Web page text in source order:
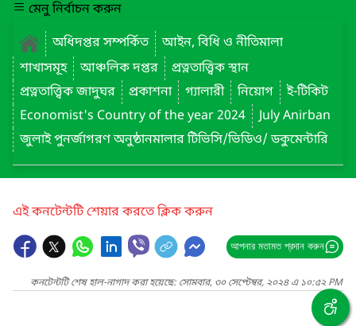
মেনু নির্বাচন করুন
অধিদপ্তর সম্পর্কিত
আইন, বিধি ও নীতিমালা
শাখাসমূহ
আঞ্চলিক দপ্তর
প্রত্নতাত্ত্বিক স্থান
প্রত্নতাত্ত্বিক জাদুঘর
প্রকাশনা গ্যালারী নিয়োগ
ই-টিকিট
Economist's Country of the year 2024
July Anirban
জুলাই পুনর্জাগরণ অনুষ্ঠানমালার টিভিসি/ভিডিও/ ডকুমেন্টারি
এই কনটেন্টটি শেয়ার করতে ক্লিক করুন
আপনার মতামত প্রদান করুন
কনটেন্টটি শেষ হাল-নাগাদ করা হয়েছে: সোমবার, ৩০ সেপ্টেম্বর, ২০২৪ এ ১০:৫২ PM